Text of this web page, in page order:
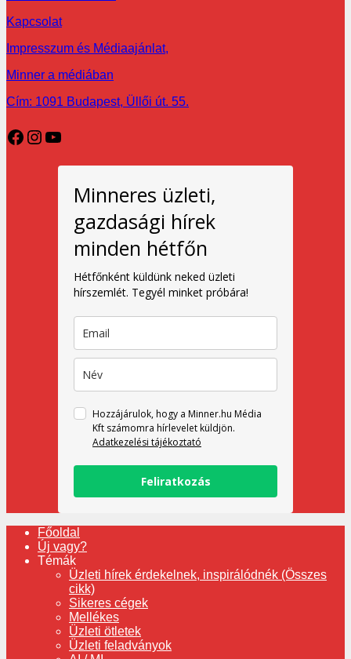
Kapcsolat
Impresszum és Médiaajánlat,
Minner a médiában
Cím: 1091 Budapest, Üllői út. 55.
Facebook
Instagram
YouTube
Minneres üzleti,
gazdasági hírek
minden hétfőn
Hétfőnként küldünk neked üzleti
hírszemlét. Tegyél minket próbára!
Hozzájárulok, hogy a Minner.hu Média
Kft számomra hírlevelet küldjön.
Adatkezelési tájékoztató
Feliratkozás
Főoldal
Új vagy?
Témák
Üzleti hírek érdekelnek, inspirálódnék (Összes
cikk)
Sikeres cégek
Mellékes
Üzleti ötletek
Üzleti feladványok